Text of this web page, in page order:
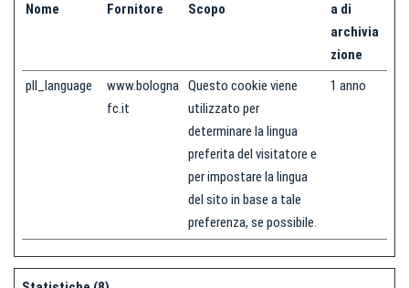
Nome Fornitore Scopo
a di
archivia
zione
pll_language
www.bologna
fc.it
Questo cookie viene
utilizzato per
determinare la lingua
preferita del visitatore e
per impostare la lingua
del sito in base a tale
preferenza, se possibile.
1 anno